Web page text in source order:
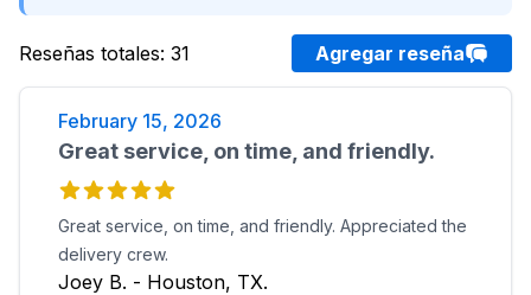
Reseñas totales: 31 Agregar reseña
February 15, 2026
Great service, on time, and friendly.
Great service, on time, and friendly. Appreciated the
delivery crew.
Joey B. - Houston, TX.